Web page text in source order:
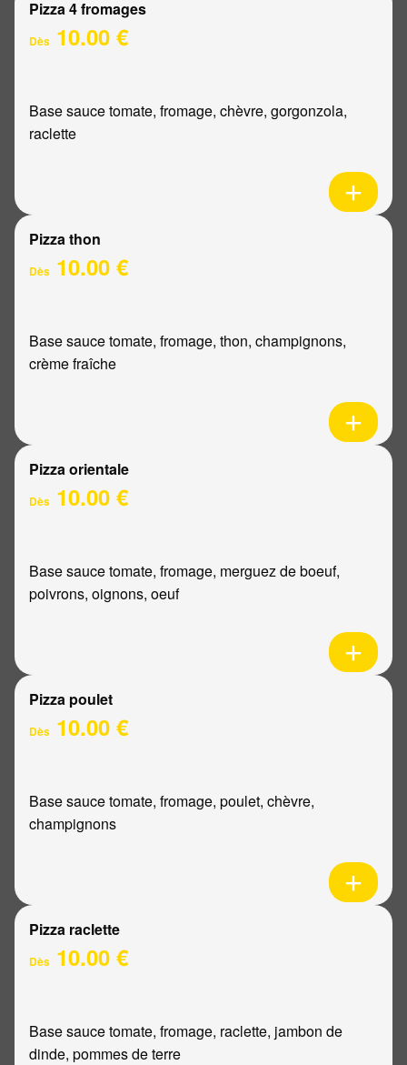
Pizza 4 fromages
Dès 10.00 €
Base sauce tomate, fromage, chèvre, gorgonzola,
raclette
Pizza thon
Dès 10.00 €
Base sauce tomate, fromage, thon, champignons,
crème fraîche
Pizza orientale
Dès 10.00 €
Base sauce tomate, fromage, merguez de boeuf,
poivrons, oignons, oeuf
Pizza poulet
Dès 10.00 €
Base sauce tomate, fromage, poulet, chèvre,
champignons
Pizza raclette
Dès 10.00 €
Base sauce tomate, fromage, raclette, jambon de
dinde, pommes de terre